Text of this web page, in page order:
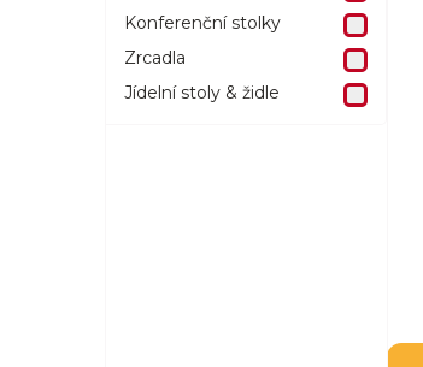
Konferenční stolky
Zrcadla
Jídelní stoly & židle